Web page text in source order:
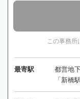
この事務所
最寄駅
都営地
「新橋